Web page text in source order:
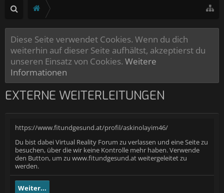
Diese Seite verwendet Cookies. Wenn du dich
weiterhin auf dieser Seite aufhältst, akzeptierst du
unseren Einsatz von Cookies. Weitere
Informationen
EXTERNE WEITERLEITUNGEN
https://www.fitundgesund.at/profil/askinolayim46/
Du bist dabei Virtual Reality Forum zu verlassen und eine Seite zu
besuchen, über die wir keine Kontrolle mehr haben. Verwende
den Button, um zu www.fitundgesund.at weitergeleitet zu
werden.
Weiter...